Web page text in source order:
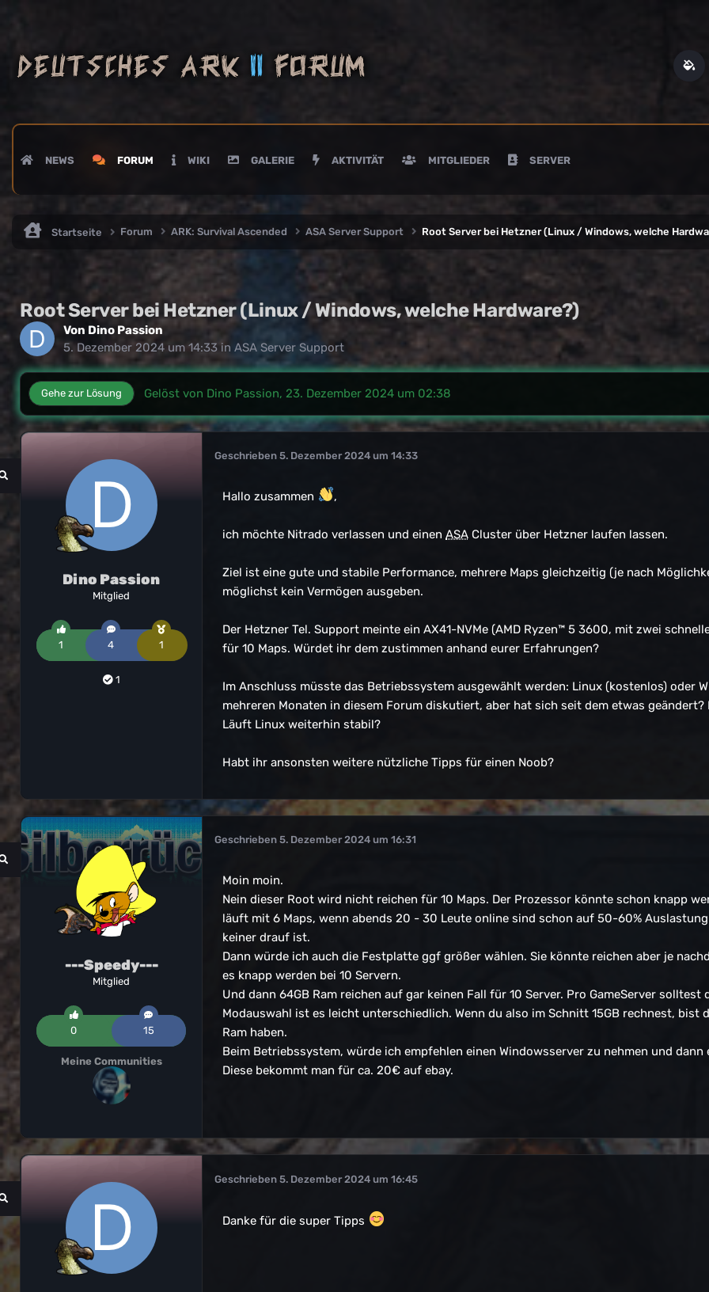
NEWS FORUM WIKI GALERIE AKTIVITÄT MITGLIEDER SERVER
Startseite Forum ARK: Survival Ascended ASA Server Support Root Server bei Hetzner (Linux / Windows, welche
Root Server bei Hetzner (Linux / Windows, welche Hardware?)
Von Dino Passion
5. Dezember 2024 um 14:33 in ASA Server Support
Gehe zur Lösung Gelöst von Dino Passion, 23. Dezember 2024 um 02:38
Dino Passion
Mitglied
1 4 1
1
Geschrieben 5. Dezember 2024 um 14:33
Hallo zusammen ,
ich möchte Nitrado verlassen und einen ASA Cluster über Hetzner laufen lassen.
Ziel ist eine gute und stabile Performance, mehrere Maps gleichzeitig (je nach
möglichst kein Vermögen ausgeben.
Der Hetzner Tel. Support meinte ein AX41-NVMe (AMD Ryzen™ 5 3600, mit zwei
für 10 Maps. Würdet ihr dem zustimmen anhand eurer Erfahrungen?
Im Anschluss müsste das Betriebssystem ausgewählt werden: Linux (kostenlos) oder
mehreren Monaten in diesem Forum diskutiert, aber hat sich seit dem etwas
Läuft Linux weiterhin stabil?
Habt ihr ansonsten weitere nützliche Tipps für einen Noob?
---Speedy---
Mitglied
0 15
Meine Communities
Geschrieben 5. Dezember 2024 um 16:31
Moin moin.
Nein dieser Root wird nicht reichen für 10 Maps. Der Prozessor könnte schon knapp
läuft mit 6 Maps, wenn abends 20 - 30 Leute online sind schon auf 50-60%
keiner drauf ist.
Dann würde ich auch die Festplatte ggf größer wählen. Sie könnte reichen aber je
es knapp werden bei 10 Servern.
Und dann 64GB Ram reichen auf gar keinen Fall für 10 Server. Pro GameServer
Modauswahl ist es leicht unterschiedlich. Wenn du also im Schnitt 15GB rechnest, bist
Ram haben.
Beim Betriebssystem, würde ich empfehlen einen Windowsserver zu nehmen und
Diese bekommt man für ca. 20€ auf ebay.
Geschrieben 5. Dezember 2024 um 16:45
Danke für die super Tipps